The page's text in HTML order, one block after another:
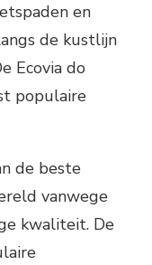
en
de kustlijn
Ecovia do
populaire
de beste
vanwege
kwaliteit. De